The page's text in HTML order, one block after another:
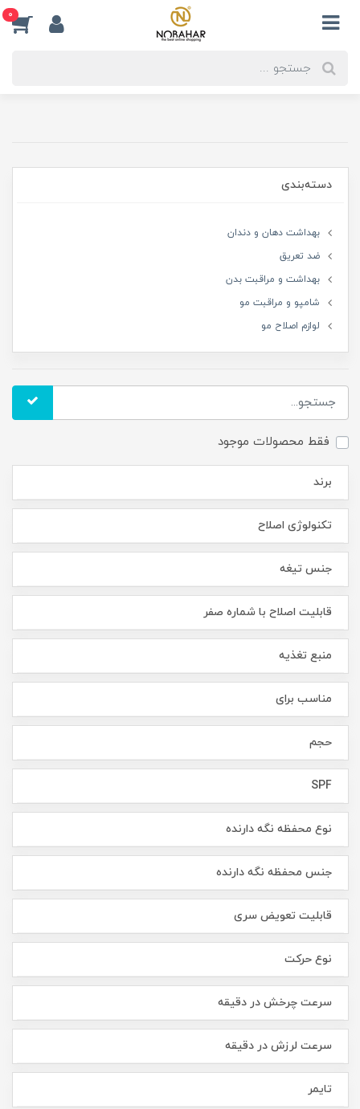
0
دسته‌بندی
بهداشت دهان و دندان
ضد تعریق
بهداشت و مراقبت بدن
شامپو و مراقبت مو
لوازم اصلاح مو
فقط محصولات موجود
برند
تکنولوژی اصلاح
جنس تیغه
قابلیت اصلاح با شماره صفر
منبع تغذیه
مناسب برای
حجم
SPF
نوع محفظه نگه دارنده
جنس محفظه نگه دارنده
قابلیت تعویض سری
نوع حرکت
سرعت چرخش در دقیقه
سرعت لرزش در دقیقه
تایمر